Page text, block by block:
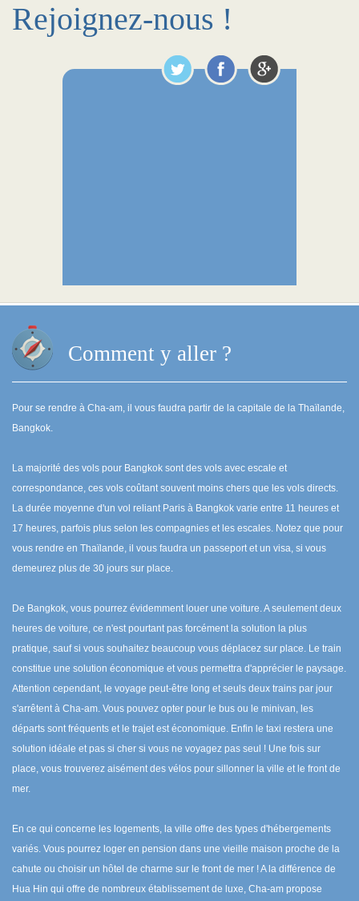
Rejoignez-nous !
Comment y aller ?
Pour se rendre à Cha-am, il vous faudra partir de la capitale de la Thaïlande,
Bangkok.
La majorité des vols pour Bangkok sont des vols avec escale et
correspondance, ces vols coûtant souvent moins chers que les vols directs.
La durée moyenne d'un vol reliant Paris à Bangkok varie entre 11 heures et
17 heures, parfois plus selon les compagnies et les escales. Notez que pour
vous rendre en Thaïlande, il vous faudra un passeport et un visa, si vous
demeurez plus de 30 jours sur place.
De Bangkok, vous pourrez évidemment louer une voiture. A seulement deux
heures de voiture, ce n'est pourtant pas forcément la solution la plus
pratique, sauf si vous souhaitez beaucoup vous déplacez sur place. Le train
constitue une solution économique et vous permettra d'apprécier le paysage.
Attention cependant, le voyage peut-être long et seuls deux trains par jour
s'arrêtent à Cha-am. Vous pouvez opter pour le bus ou le minivan, les
départs sont fréquents et le trajet est économique. Enfin le taxi restera une
solution idéale et pas si cher si vous ne voyagez pas seul ! Une fois sur
place, vous trouverez aisément des vélos pour sillonner la ville et le front de
mer.
En ce qui concerne les logements, la ville offre des types d'hébergements
variés. Vous pourrez loger en pension dans une vieille maison proche de la
cahute ou choisir un hôtel de charme sur le front de mer ! A la différence de
Hua Hin qui offre de nombreux établissement de luxe, Cha-am propose